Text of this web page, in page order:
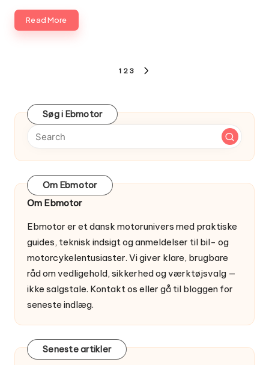
Read More
Indlægsinddeling
1 2 3
Søg i Ebmotor
Om Ebmotor
Om Ebmotor
Ebmotor er et dansk motorunivers med praktiske
guides, teknisk indsigt og anmeldelser til bil- og
motorcykelentusiaster. Vi giver klare, brugbare
råd om vedligehold, sikkerhed og værktøjsvalg —
ikke salgstale. Kontakt os eller gå til bloggen for
seneste indlæg.
Seneste artikler